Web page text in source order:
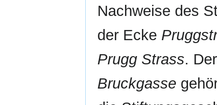
Nachweise des
der Ecke
Prugg Strass.
Bruckgasse